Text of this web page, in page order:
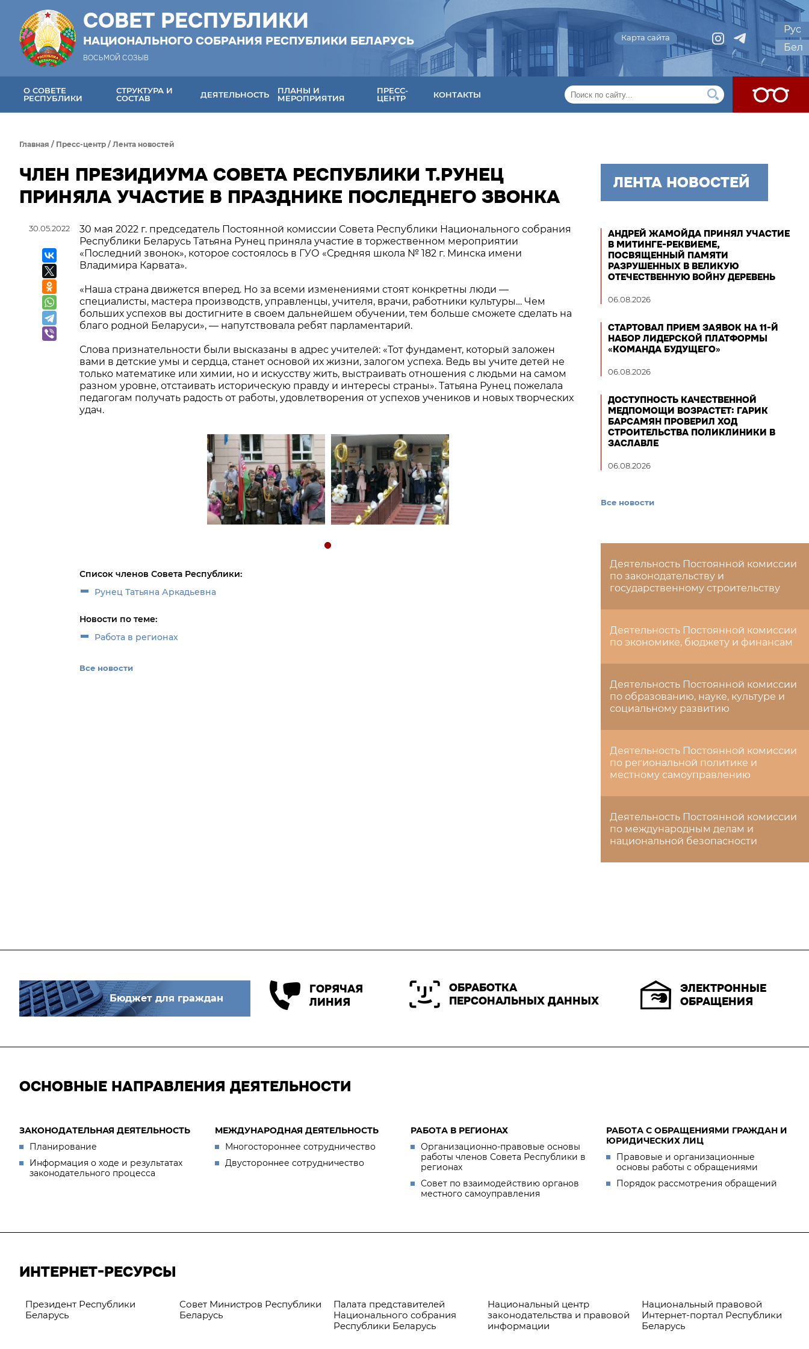
СОВЕТ РЕСПУБЛИКИ
НАЦИОНАЛЬНОГО СОБРАНИЯ РЕСПУБЛИКИ БЕЛАРУСЬ
ВОСЬМОЙ СОЗЫВ
Карта сайта
Рус
Бел
О СОВЕТЕ
РЕСПУБЛИКИ
СТРУКТУРА И
СОСТАВ
ДЕЯТЕЛЬНОСТЬ
ПЛАНЫ И
МЕРОПРИЯТИЯ
ПРЕСС-
ЦЕНТР
КОНТАКТЫ
Главная / Пресс-центр / Лента новостей
ЧЛЕН ПРЕЗИДИУМА СОВЕТА РЕСПУБЛИКИ Т.РУНЕЦ
ПРИНЯЛА УЧАСТИЕ В ПРАЗДНИКЕ ПОСЛЕДНЕГО ЗВОНКА
30.05.2022
30 мая 2022 г. председатель Постоянной комиссии Совета Республики Национального собрания
Республики Беларусь Татьяна Рунец приняла участие в торжественном мероприятии
«Последний звонок», которое состоялось в ГУО «Средняя школа № 182 г. Минска имени
Владимира Карвата».
«Наша страна движется вперед. Но за всеми изменениями стоят конкретны люди —
специалисты, мастера производств, управленцы, учителя, врачи, работники культуры… Чем
больших успехов вы достигните в своем дальнейшем обучении, тем больше сможете сделать на
благо родной Беларуси», — напутствовала ребят парламентарий.
Слова признательности были высказаны в адрес учителей: «Тот фундамент, который заложен
вами в детские умы и сердца, станет основой их жизни, залогом успеха. Ведь вы учите детей не
только математике или химии, но и искусству жить, выстраивать отношения с людьми на самом
разном уровне, отстаивать историческую правду и интересы страны». Татьяна Рунец пожелала
педагогам получать радость от работы, удовлетворения от успехов учеников и новых творческих
удач.
Список членов Совета Республики:
Рунец Татьяна Аркадьевна
Новости по теме:
Работа в регионах
Все новости
ЛЕНТА НОВОСТЕЙ
АНДРЕЙ ЖАМОЙДА ПРИНЯЛ УЧАСТИЕ
В МИТИНГЕ-РЕКВИЕМЕ,
ПОСВЯЩЕННЫЙ ПАМЯТИ
РАЗРУШЕННЫХ В ВЕЛИКУЮ
ОТЕЧЕСТВЕННУЮ ВОЙНУ ДЕРЕВЕНЬ
06.08.2026
СТАРТОВАЛ ПРИЕМ ЗАЯВОК НА 11-Й
НАБОР ЛИДЕРСКОЙ ПЛАТФОРМЫ
«КОМАНДА БУДУЩЕГО»
06.08.2026
ДОСТУПНОСТЬ КАЧЕСТВЕННОЙ
МЕДПОМОЩИ ВОЗРАСТЕТ: ГАРИК
БАРСАМЯН ПРОВЕРИЛ ХОД
СТРОИТЕЛЬСТВА ПОЛИКЛИНИКИ В
ЗАСЛАВЛЕ
06.08.2026
Все новости
Деятельность Постоянной комиссии
по законодательству и
государственному строительству
Деятельность Постоянной комиссии
по экономике, бюджету и финансам
Деятельность Постоянной комиссии
по образованию, науке, культуре и
социальному развитию
Деятельность Постоянной комиссии
по региональной политике и
местному самоуправлению
Деятельность Постоянной комиссии
по международным делам и
национальной безопасности
Бюджет для граждан
ГОРЯЧАЯ
ЛИНИЯ
ОБРАБОТКА
ПЕРСОНАЛЬНЫХ ДАННЫХ
ЭЛЕКТРОННЫЕ
ОБРАЩЕНИЯ
ОСНОВНЫЕ НАПРАВЛЕНИЯ ДЕЯТЕЛЬНОСТИ
ЗАКОНОДАТЕЛЬНАЯ ДЕЯТЕЛЬНОСТЬ
Планирование
Информация о ходе и результатах
законодательного процесса
МЕЖДУНАРОДНАЯ ДЕЯТЕЛЬНОСТЬ
Многостороннее сотрудничество
Двустороннее сотрудничество
РАБОТА В РЕГИОНАХ
Организационно-правовые основы
работы членов Совета Республики в
регионах
Совет по взаимодействию органов
местного самоуправления
РАБОТА С ОБРАЩЕНИЯМИ ГРАЖДАН И
ЮРИДИЧЕСКИХ ЛИЦ
Правовые и организационные
основы работы с обращениями
Порядок рассмотрения обращений
ИНТЕРНЕТ-РЕСУРСЫ
Президент Республики
Беларусь
Совет Министров Республики
Беларусь
Палата представителей
Национального собрания
Республики Беларусь
Национальный центр
законодательства и правовой
информации
Национальный правовой
Интернет-портал Республики
Беларусь